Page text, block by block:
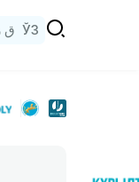
ق ЎЗ